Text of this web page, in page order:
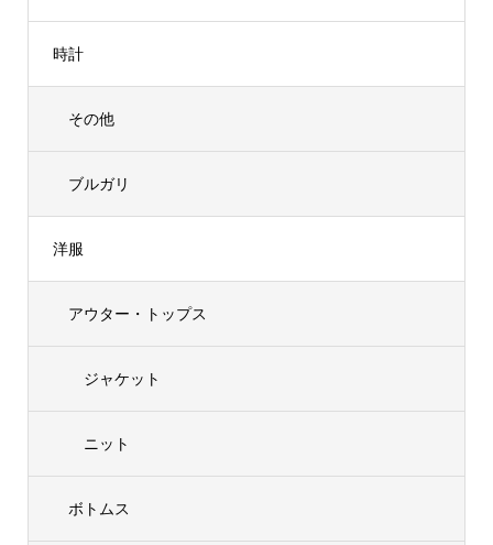
時計
その他
ブルガリ
洋服
アウター・トップス
ジャケット
ニット
ボトムス